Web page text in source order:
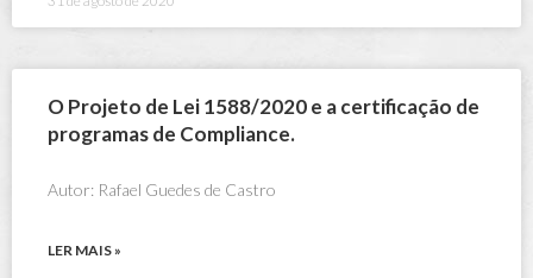
O Projeto de Lei 1588/2020 e a certificação de
programas de Compliance.
Autor: Rafael Guedes de Castro
LER MAIS »